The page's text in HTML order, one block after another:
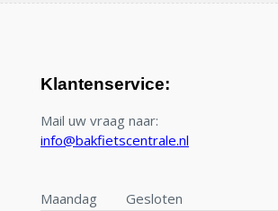
Klantenservice:
Mail uw vraag naar:
info@bakfietscentrale.nl
Maandag
Gesloten